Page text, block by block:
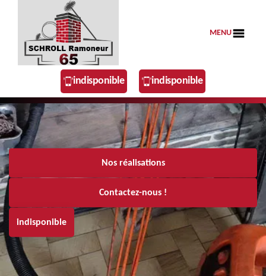
MENU
indisponible indisponible
Nos réalisations
Contactez-nous !
indisponible